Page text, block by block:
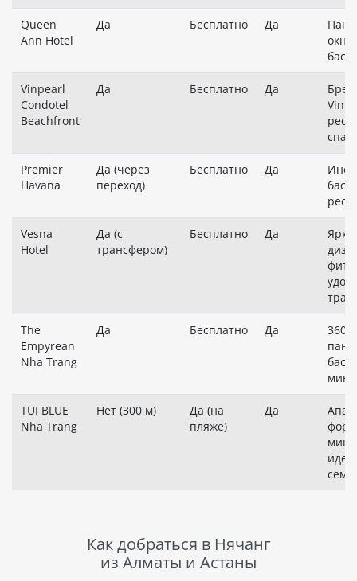
Queen
Ann Hotel
Да Бесплатно Да
Vinpearl
Condotel
Beachfront
Да Бесплатно Да
спа
Premier
Havana
Да (через
переход)
Бесплатно Да
Vesna
Hotel
Да (с
трансфером)
Бесплатно Да
The
Empyrean
Nha Trang
Да Бесплатно Да
360°
мин
TUI BLUE
Nha Trang
Нет (300 м)
Да (на
пляже)
Да
Как добраться в Нячанг
из Алматы и Астаны